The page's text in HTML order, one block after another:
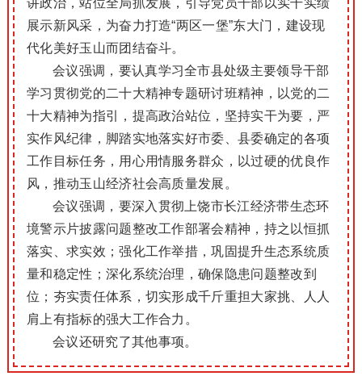
讲政治，站位全局抓发展，引导党员干部以实干实绩
展示新风采，为奋力打造“两区一堡”东大门，建设现
代化美好玉山而团结奋斗。
会议强调，要认真学习全市县处级主要领导干部
学习贯彻党的二十大精神专题研讨班精神，以党的二
十大精神为指引，提高政治站位，坚持实干为要，严
实作风纪律，脚踏实地落实好市委、县委确定的各项
工作目标任务，用心用情服务群众，以过硬的优良作
风，推动玉山经济社会高质量发展。
会议强调，要深入贯彻上饶市长江经济带生态环
境警示片披露问题整改工作部署会精神，持之以恒抓
落实、求实效；强化工作举措，巩固提升生态系统质
量和稳定性；深化系统治理，确保隐患问题整改到
位；夯实责任体系，切实形成千斤重担大家挑、人人
肩上有指标的强大工作合力。
会议还研究了其他事项。